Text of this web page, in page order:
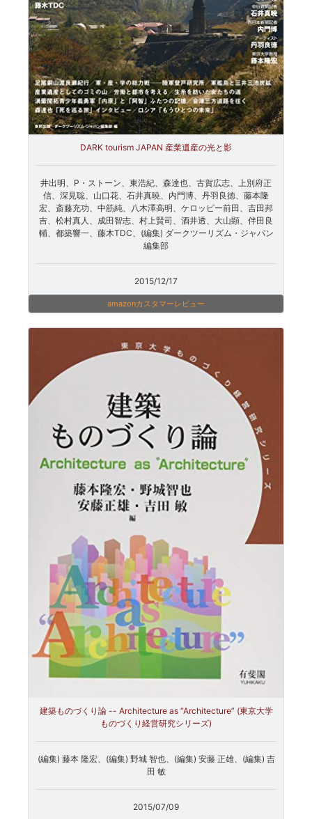
DARK tourism JAPAN 産業遺産の光と影
井出明、P・ストーン、東浩紀、森達也、古賀広志、上別府正
信、深見聡、山口花、石井真暁、内門博、丹羽良徳、藤本隆
宏、斎藤充功、中筋純、八木澤高明、ケロッピー前田、吉田邦
吉、松村真人、成田智志、村上賢司、酒井透、大山顕、伴田良
輔、都築響一、藤木TDC、(編集) ダークツーリズム・ジャパン
編集部
2015/12/17
amazonカスタマーレビュー
建築ものづくり論 -- Architecture as “Architecture” (東京大学
ものづくり経営研究シリーズ)
(編集) 藤本 隆宏、(編集) 野城 智也、(編集) 安藤 正雄、(編集) 吉
田 敏
2015/07/09